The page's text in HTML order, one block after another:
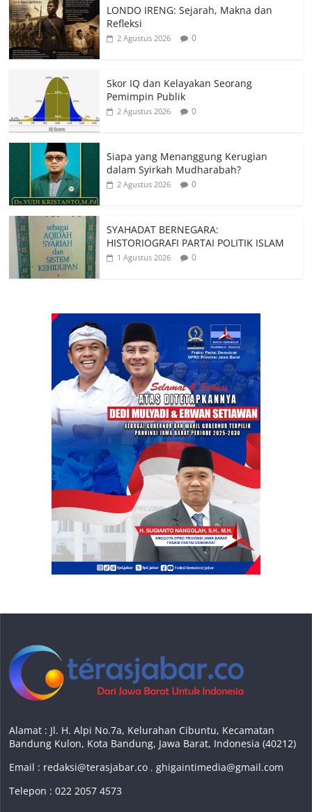
LONDO IRENG: Sejarah, Makna dan
Refleksi
2 Agustus 2026 0
Skor IQ dan Kelayakan Seorang
Pemimpin Publik
2 Agustus 2026 0
Siapa yang Menanggung Kerugian
dalam Syirkah Mudharabah?
2 Agustus 2026 0
SYAHADAT BERNEGARA:
HISTORIOGRAFI PARTAI POLITIK ISLAM
1 Agustus 2026 0
Alamat : Jl. H. Alpi No.7a, Kelurahan Cibuntu, Kecamatan
Bandung Kulon, Kota Bandung, Jawa Barat, Indonesia (40212)
Email : redaksi@terasjabar.co ,ghigaintimedia@gmail.com
Telepon : 022 2057 4573